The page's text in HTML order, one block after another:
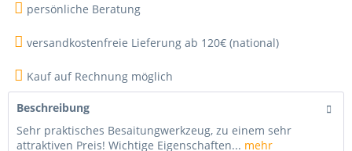
persönliche Beratung
versandkostenfreie Lieferung ab 120€ (national)
Kauf auf Rechnung möglich
Beschreibung
Sehr praktisches Besaitungwerkzeug, zu einem sehr
attraktiven Preis! Wichtige Eigenschaften... mehr